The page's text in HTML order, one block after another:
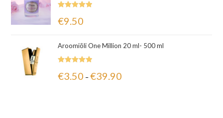
5.00 / 5
€9.50
Aroomiõli One Million 20 ml- 500 ml
5.00/ 5
€3.50 – €39.90